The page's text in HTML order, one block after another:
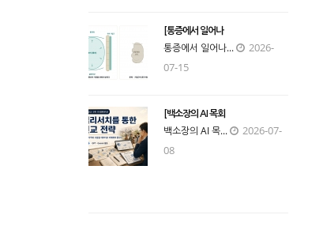
[통증에서 일어나
통증에서 일어나...
2026-
07-15
[백소장의 AI 목회
백소장의 AI 목...
2026-07-
08